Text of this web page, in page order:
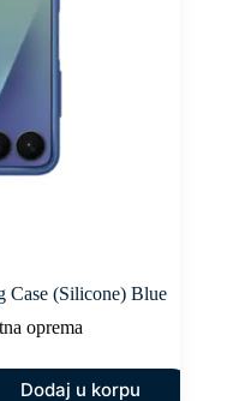
Case (Silicone) Blue
oprema
Dodaj u korpu